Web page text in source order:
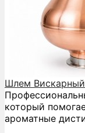
Шлем
который
ароматные